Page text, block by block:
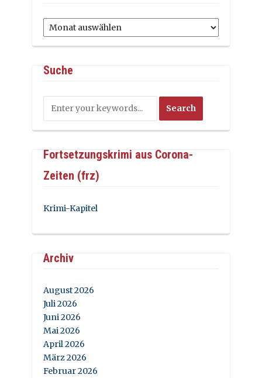
Archiv
Suche
Fortsetzungskrimi aus Corona-
Zeiten (frz)
Krimi-Kapitel
Archiv
August 2026
Juli 2026
Juni 2026
Mai 2026
April 2026
März 2026
Februar 2026